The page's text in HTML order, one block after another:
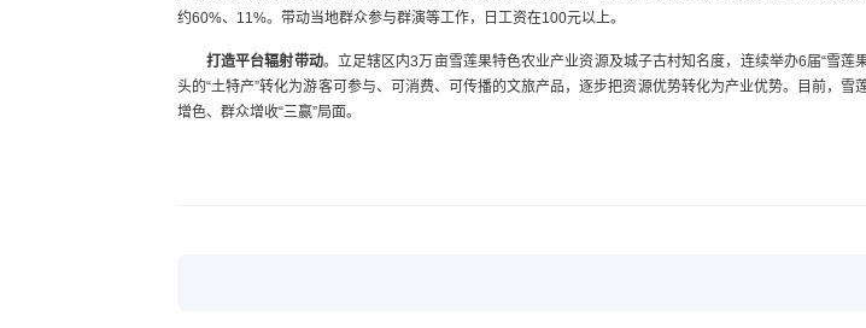
约60%、11%。带动当地群众参与群演等工作，日工资在100元以上。
打造平台辐射带动。‌立足辖区内3万亩雪莲果特色农业产业资源及城子古村知名度，连续举办6届“雪
头的“土特产”转化为游客可参与、可消费、可传播的文旅产品，逐步把资源优势转化为产业优势。目前，
增色、群众增收“三赢”局面。